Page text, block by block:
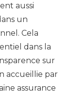
aussi
un
Cela
dans la
sur
accueillie par
assurance